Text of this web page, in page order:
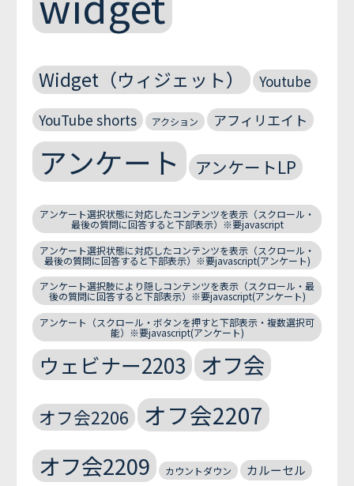
Widget（ウィジェット）
Youtube
YouTube shorts
アクション アフィリエイト
アンケート アンケートLP
アンケート選択状態に対応したコンテンツを表示（スクロール・
最後の質問に回答すると下部表示）※要javascript
アンケート選択状態に対応したコンテンツを表示（スクロール・
最後の質問に回答すると下部表示）※要javascript(アンケート)
アンケート選択肢により隠しコンテンツを表示（スクロール・最
後の質問に回答すると下部表示）※要javascript(アンケート)
アンケート（スクロール・ボタンを押すと下部表示・複数選択可
能）※要javascript(アンケート)
ウェビナー2203 オフ会
オフ会2206 オフ会2207
オフ会2209 カウントダウン カルーセル